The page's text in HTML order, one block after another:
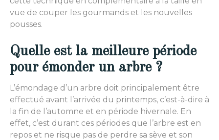
vue de couper les gourmands et les nouvelles
pousses.
Quelle est la meilleure période
pour émonder un arbre ?
L’émondage d’un arbre doit principalement être
effectué avant l’arrivée du printemps, c’est-à-dire à
la fin de l’automne et en période hivernale. En
effet, c’est durant ces périodes que l’arbre est en
repos et ne risque pas de perdre sa sève et son